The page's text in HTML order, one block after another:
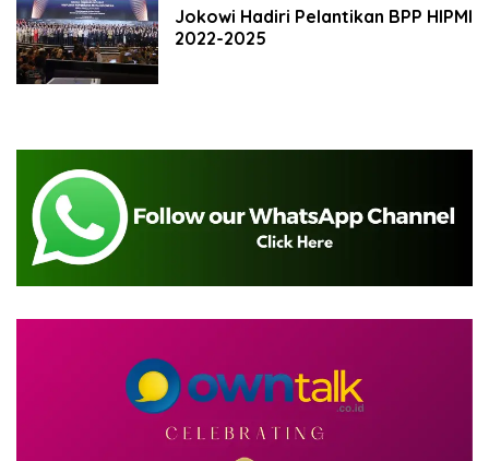
Jokowi Hadiri Pelantikan BPP HIPMI
2022-2025